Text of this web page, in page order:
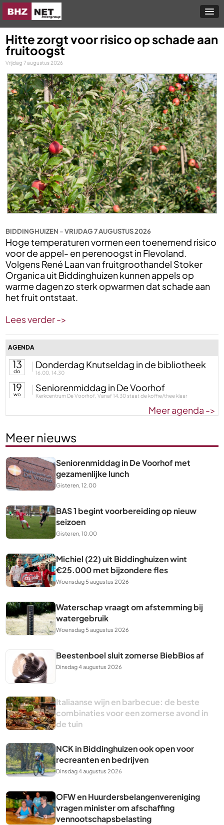
Hitte zorgt voor risico op schade aan
fruitoogst
Vrijdag 7 augustus 2026
BIDDINGHUIZEN - VRIJDAG 7 AUGUSTUS 2026
Hoge temperaturen vormen een toenemend risico
voor de appel- en perenoogst in Flevoland.
Volgens René Laan van fruitgroothandel Stoker
Organica uit Biddinghuizen kunnen appels op
warme dagen zo sterk opwarmen dat schade aan
het fruit ontstaat.
Lees verder ->
AGENDA
13
do
Donderdag Knutseldag in de bibliotheek
16.00, 14.30
19
wo
Seniorenmiddag in De Voorhof
Kerkcentrum De Voorhof, Vanaf 14.30 staat de koffie/thee klaar
Meer agenda ->
Meer nieuws
Seniorenmiddag in De Voorhof met
gezamenlijke lunch
Gisteren, 12.00
BAS 1 begint voorbereiding op nieuw
seizoen
Gisteren, 10.00
Michiel (22) uit Biddinghuizen wint
€25.000 met bijzondere fles
Woensdag 5 augustus 2026
Waterschap vraagt om afstemming bij
watergebruik
Woensdag 5 augustus 2026
Beestenboel sluit zomerse BiebBios af
Dinsdag 4 augustus 2026
Italiaanse wijn en barbecue: de beste
combinaties voor een zomerse avond in
de tuin
NCK in Biddinghuizen ook open voor
recreanten en bedrijven
Dinsdag 4 augustus 2026
OFW en Huurdersbelangenvereniging
vragen minister om afschaffing
vennootschapsbelasting